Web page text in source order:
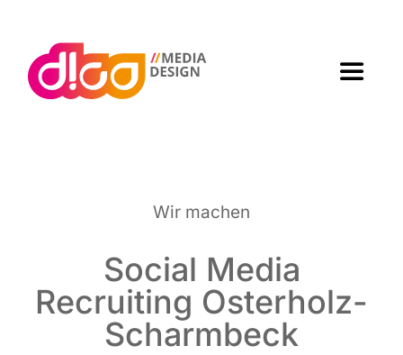
springen
Toggle
Leis­tun­gen
Wir machen
Social Media
Recrui­ting Osterholz-
Scharmbeck